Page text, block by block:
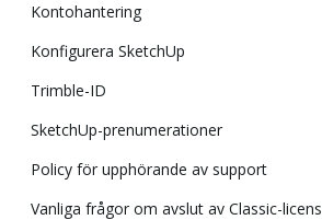
Kontohantering
Konfigurera SketchUp
Trimble-ID
SketchUp-prenumerationer
Policy för upphörande av support
Vanliga frågor om avslut av Classic-licens